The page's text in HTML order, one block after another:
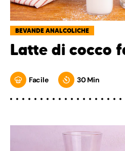
BEVANDE ANALCOLICHE
Latte di cocco
Facile 30 Min